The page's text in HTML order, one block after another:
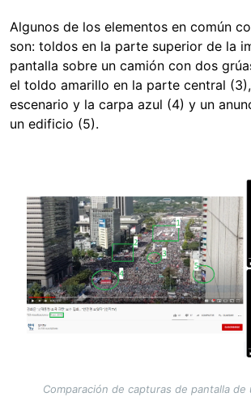
Algunos de los elementos en común
son: toldos en la parte superior de la
pantalla sobre un camión con dos
el toldo amarillo en la parte central
escenario y la carpa azul (4) y un
un edificio (5).
Comparación de capturas de pantalla de